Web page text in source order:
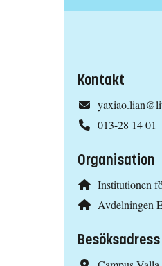
Kontakt
013-28 14 01
Organisation
Institutionen
Avdelningen
Besöksadress